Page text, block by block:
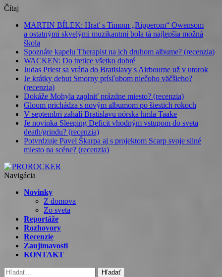
Čítaj
MARTIN BÍLEK: Hrať s Timom „Ripperom“ Owensom
a ostatnými skvelými muzikantmi bola tá najlepšia možná
škola
Spoznáte kapelu Therapist na ich druhom albume? (recenzia)
WACKEN: Do tretice všetko dobré
Judas Priest sa vrátia do Bratislavy s Airbourne už v utorok
Je krátky debut Smorny prísľubom niečoho väčšieho?
(recenzia)
Dokáže Mohyla zaplniť prázdne miesto? (recenzia)
Gloom prichádza s novým albumom po šiestich rokoch
V septembri zahalí Bratislavu nórska hmla Taake
Je novinka Sleeping Deficit vhodným vstupom do sveta
death/grindu? (recenzia)
Potvrdzuje Pavel Škarpa aj s projektom Scarp svoje silné
miesto na scéne? (recenzia)
Navigácia
Novinky
Z domova
Zo sveta
Reportáže
Rozhovory
Recenzie
Zaujímavosti
KONTAKT
Hľadať